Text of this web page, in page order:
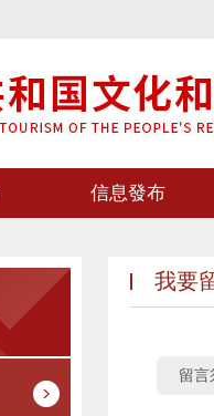
信息發布
我要
留言